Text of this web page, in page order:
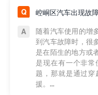
崆峒区汽车出现故
随着汽车使用的增
到汽车故障时，很
是在陌生的地方或
是现在有一个非
题，那就是通过
援。...